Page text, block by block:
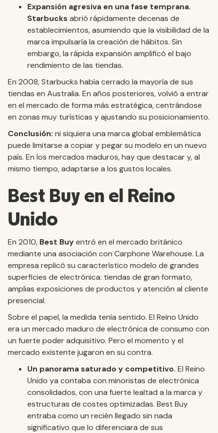
Expansión agresiva en una fase temprana.
Starbucks abrió rápidamente decenas de
establecimientos, asumiendo que la visibilidad de la
marca impulsaría la creación de hábitos. Sin
embargo, la rápida expansión amplificó el bajo
rendimiento de las tiendas.
En 2008, Starbucks había cerrado la mayoría de sus
tiendas en Australia. En años posteriores, volvió a entrar
en el mercado de forma más estratégica, centrándose
en zonas muy turísticas y ajustando su posicionamiento.
Conclusión: ni siquiera una marca global emblemática
puede limitarse a copiar y pegar su modelo en un nuevo
país. En los mercados maduros, hay que destacar y, al
mismo tiempo, adaptarse a los gustos locales.
Best Buy en el Reino
Unido
En 2010, Best Buyentró en el mercado británico
mediante una asociación con Carphone Warehouse. La
empresa replicó su característico modelo de grandes
superficies de electrónica: tiendas de gran formato,
amplias exposiciones de productos y atención al cliente
presencial.
Sobre el papel, la medida tenía sentido. El Reino Unido
era un mercado maduro de electrónica de consumo con
un fuerte poder adquisitivo. Pero el momento y el
mercado existente jugaron en su contra.
Un panorama saturado y competitivo. El Reino
Unido ya contaba con minoristas de electrónica
consolidados, con una fuerte lealtad a la marca y
estructuras de costes optimizadas. Best Buy
entraba como un recién llegado sin nada
significativo que lo diferenciara de sus